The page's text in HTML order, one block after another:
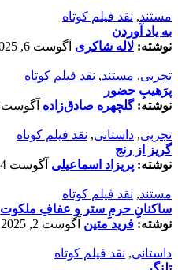
مستند, نقد فیلم کوتاه
به یاد آوردن
نوشته: لاله شاکری آگوست 6, 2025
تجربی, مستند, نقد فیلم کوتاه
پرَهیب‌ِ حضور
نوشته:گلچهره صادق‌زاده آگوست 5, 2025
تجربی, داستانی, نقد فیلم کوتاه
گریز از رنج
نوشته: پریزاد اسماعیلی آگوست 4, 2025
مستند, نقد فیلم کوتاه
ساکنانِ حرمِ ستر و عفافِ ملکوت
نوشته: فرید متین آگوست 2, 2025
داستانی, نقد فیلم کوتاه